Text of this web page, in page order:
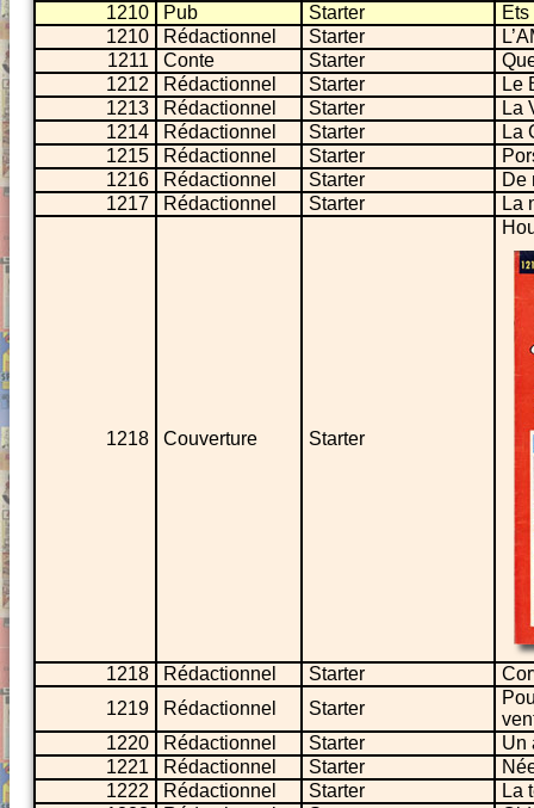
1210
Pub Starter
1210
Rédactionnel Starter
1211
Conte Starter
1212
Rédactionnel Starter
Le
1213
Rédactionnel Starter
La
1214
Rédactionnel Starter
La
1215
Rédactionnel Starter
1216
Rédactionnel Starter
De
1217
Rédactionnel Starter La
1218 Couverture Starter
1218 Rédactionnel Starter
1219
Rédactionnel Starter
1220
Rédactionnel Starter
Un
1221
Rédactionnel Starter
1222
Rédactionnel Starter
La